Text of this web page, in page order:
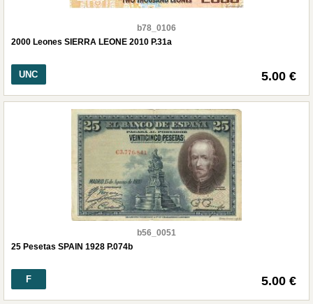
b78_0106
2000 Leones SIERRA LEONE 2010 P.31a
UNC 5.00 €
b56_0051
25 Pesetas SPAIN 1928 P.074b
F 5.00 €